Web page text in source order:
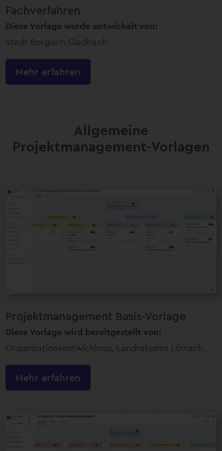
Fachverfahren
Diese Vorlage wurde entwickelt von:
Stadt Bergisch Gladbach
Mehr erfahren
Allgemeine
Projektmanagement-Vorlagen
Projektmanagement Basis-Vorlage
Diese Vorlage wird bereitgestellt von:
Organisationsentwicklung, Landratsamt Lörrach.
Mehr erfahren